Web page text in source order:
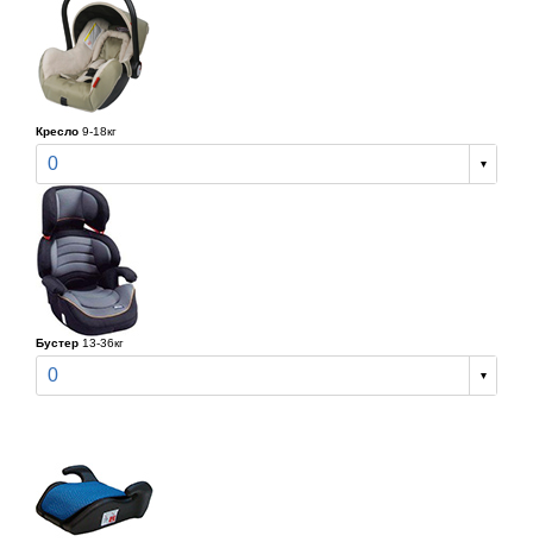
Кресло 9-18кг
0
Бустер 13-36кг
0